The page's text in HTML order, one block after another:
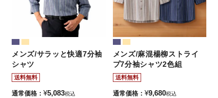
メンズ/サラッと快適7分袖
シャツ
送料無料
通常価格 ¥5,083税込
メンズ/麻混楊柳ストライ
プ7分袖シャツ2色組
送料無料
通常価格 ¥9,680税込